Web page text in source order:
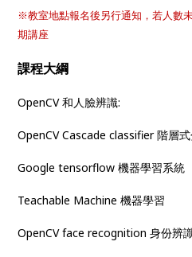
※教室地點報名後另行通知，若人數
期講座
課程大綱
OpenCV 和人臉辨識:
OpenCV Cascade classifier 階層
Google tensorflow 機器學習系統
Teachable Machine 機器學習
OpenCV face recognition 身份辨